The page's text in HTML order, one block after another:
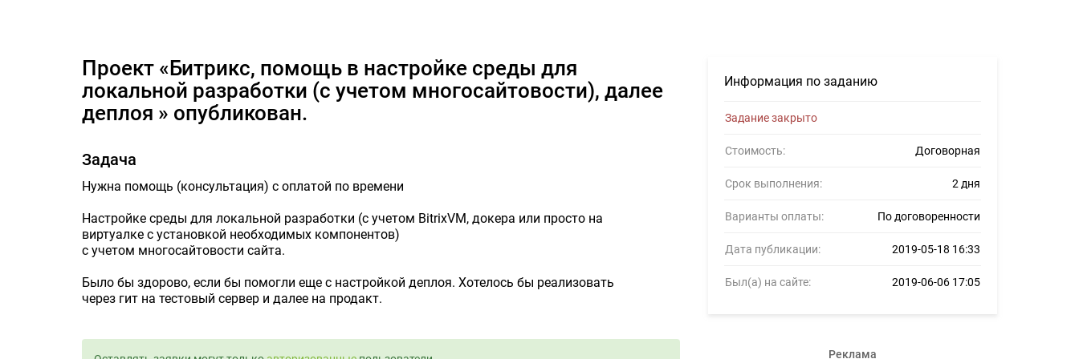
Информация по заданию
Задание закрыто
Стоимость: Договорная
Срок выполнения: 2 дня
Варианты оплаты: По договоренности
Дата публикации: 2019-05-18 16:33
Был(а) на сайте: 2019-06-06 17:05
Реклама
Проект «Битрикс, помощь в настройке среды для
локальной разработки (с учетом многосайтовости), далее
деплоя » опубликован.
Задача
Нужна помощь (консультация) с оплатой по времени
Настройке среды для локальной разработки (с учетом BitrixVM, докера или просто на
виртуалке с установкой необходимых компонентов)
с учетом многосайтовости сайта.
Было бы здорово, если бы помогли еще с настройкой деплоя. Хотелось бы реализовать
через гит на тестовый сервер и далее на продакт.